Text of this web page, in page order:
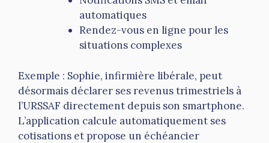
automatiques
Rendez-vous en ligne pour les
situations complexes
Exemple : Sophie, infirmière libérale, peut
désormais déclarer ses revenus trimestriels à
l’URSSAF directement depuis son smartphone.
L’application calcule automatiquement ses
cotisations et propose un échéancier